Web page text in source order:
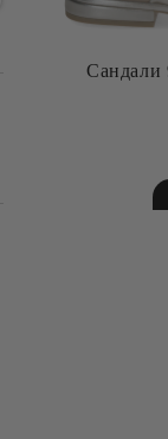
Сандали